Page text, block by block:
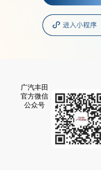
广汽丰田
官方微信
公众号